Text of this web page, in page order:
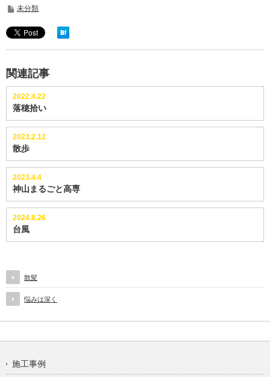
未分類
関連記事
2022.4.22
落穂拾い
2023.2.12
散歩
2023.4.4
神山まるごと高専
2024.8.26
台風
散髪
悩みは深く
施工事例